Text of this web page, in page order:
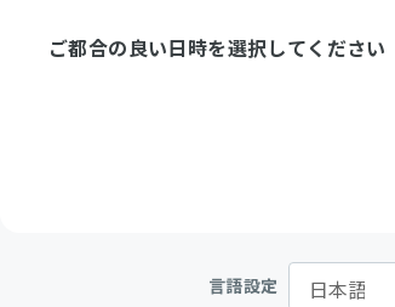
ご都合の良い日時を選択してください
言語設定